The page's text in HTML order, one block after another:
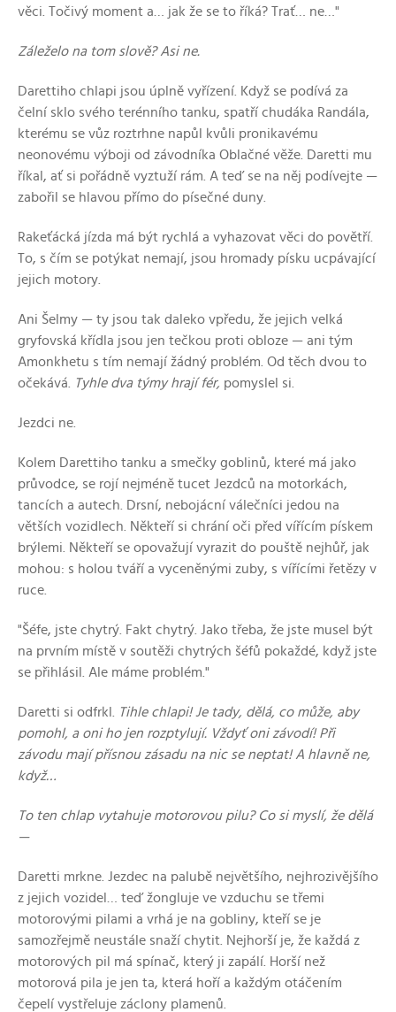
věci. Točivý moment a… jak že se to říká? Trať… ne…"
Záleželo na tom slově? Asi ne.
Darettiho chlapi jsou úplně vyřízení. Když se podívá za
čelní sklo svého terénního tanku, spatří chudáka Randála,
kterému se vůz roztrhne napůl kvůli pronikavému
neonovému výboji od závodníka Oblačné věže. Daretti mu
říkal, ať si pořádně vyztuží rám. A teď se na něj podívejte —
zabořil se hlavou přímo do písečné duny.
Rakeťácká jízda má být rychlá a vyhazovat věci do povětří.
To, s čím se potýkat nemají, jsou hromady písku ucpávající
jejich motory.
Ani Šelmy — ty jsou tak daleko vpředu, že jejich velká
gryfovská křídla jsou jen tečkou proti obloze — ani tým
Amonkhetu s tím nemají žádný problém. Od těch dvou to
očekává.
Tyhle dva týmy hrají fér, pomyslel si.
Jezdci ne.
Kolem Darettiho tanku a smečky goblinů, které má jako
průvodce, se rojí nejméně tucet Jezdců na motorkách,
tancích a autech. Drsní, nebojácní válečníci jedou na
větších vozidlech. Někteří si chrání oči před vířícím pískem
brýlemi. Někteří se opovažují vyrazit do pouště nejhůř, jak
mohou: s holou tváří a vyceněnými zuby, s vířícími řetězy v
ruce.
"Šéfe, jste chytrý. Fakt chytrý. Jako třeba, že jste musel být
na prvním místě v soutěži chytrých šéfů pokaždé, když jste
se přihlásil. Ale máme problém."
Daretti si odfrkl.
Tihle chlapi! Je tady, dělá, co může, aby
pomohl, a oni ho jen rozptylují. Vždyť oni závodí! Při
závodu mají přísnou zásadu na nic se neptat! A hlavně ne,
když…
To ten chlap vytahuje motorovou pilu? Co si myslí, že dělá
—
Daretti mrkne. Jezdec na palubě největšího, nejhrozivějšího
z jejich vozidel… teď žongluje ve vzduchu se třemi
motorovými pilami a vrhá je na gobliny, kteří se je
samozřejmě neustále snaží chytit. Nejhorší je, že každá z
motorových pil má spínač, který ji zapálí. Horší než
motorová pila je jen ta, která hoří a každým otáčením
čepelí vystřeluje záclony plamenů.